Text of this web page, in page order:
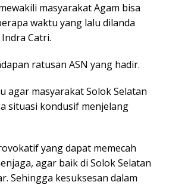
masyarakat Agam bisa
waktu yang lalu dilanda
Catri.
ratusan ASN yang hadir.
agar masyarakat Solok Selatan
situasi kondusif menjelang
yang dapat memecah
agar baik di Solok Selatan
Sehingga kesuksesan dalam